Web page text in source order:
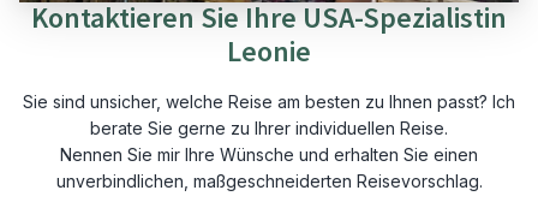
Kontaktieren Sie Ihre USA-Spezialistin
Leonie
Sie sind unsicher, welche Reise am besten zu Ihnen passt? Ich
berate Sie gerne zu Ihrer individuellen Reise.
Nennen Sie mir Ihre Wünsche und erhalten Sie einen
unverbindlichen, maßgeschneiderten Reisevorschlag.